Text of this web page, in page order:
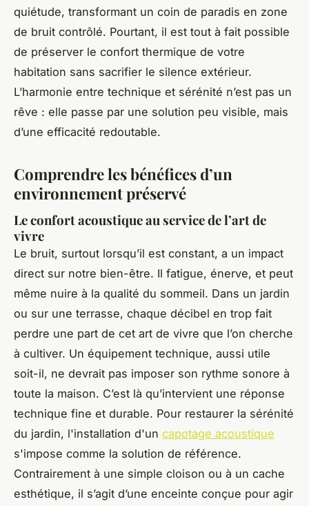
quiétude, transformant un coin de paradis en zone
de bruit contrôlé. Pourtant, il est tout à fait possible
de préserver le confort thermique de votre
habitation sans sacrifier le silence extérieur.
L’harmonie entre technique et sérénité n’est pas un
rêve : elle passe par une solution peu visible, mais
d’une efficacité redoutable.
Comprendre les bénéfices d’un
environnement préservé
Le confort acoustique au service de l’art de
vivre
Le bruit, surtout lorsqu’il est constant, a un impact
direct sur notre bien-être. Il fatigue, énerve, et peut
même nuire à la qualité du sommeil. Dans un jardin
ou sur une terrasse, chaque décibel en trop fait
perdre une part de cet art de vivre que l’on cherche
à cultiver. Un équipement technique, aussi utile
soit-il, ne devrait pas imposer son rythme sonore à
toute la maison. C’est là qu’intervient une réponse
technique fine et durable. Pour restaurer la sérénité
du jardin, l'installation d'un capotage acoustique
s'impose comme la solution de référence.
Contrairement à une simple cloison ou à un cache
esthétique, il s’agit d’une enceinte conçue pour agir